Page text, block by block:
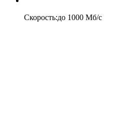
Скорость:до 1000 Мб/c